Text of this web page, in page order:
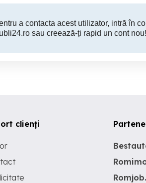
a contacta acest utilizator, intră în
sau creează-ți rapid un cont nou!
clienți